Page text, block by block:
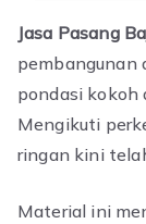
Jasa Pasang
pembangunan
pondasi kokoh
Mengikuti
ringan kini
Material ini